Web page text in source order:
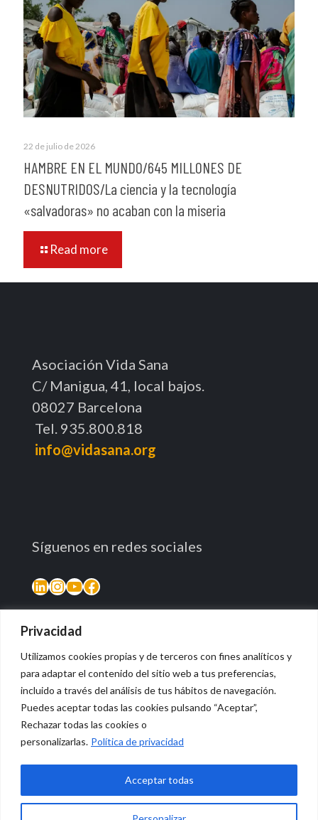
Privacidad
Utilizamos cookies propias y de terceros con fines analíticos y
para adaptar el contenido del sitio web a tus preferencias,
incluido a través del análisis de tus hábitos de navegación.
Puedes aceptar todas las cookies pulsando “Aceptar”,
Rechazar todas las cookies o
personalizarlas. Política de privacidad
Acceptar todas
22 de julio de 2026
HAMBRE EN EL MUNDO/645 MILLONES DE
DESNUTRIDOS/La ciencia y la tecnología
«salvadoras» no acaban con la miseria
Read more
Asociación Vida Sana
C/ Manigua, 41, local bajos.
08027 Barcelona
Tel. 935.800.818
info@vidasana.org
Síguenos en redes sociales
© 2026 Vidasana | All Rights Reserved
Política de devolución monetaria